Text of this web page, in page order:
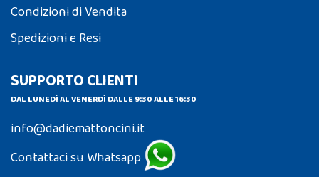
Condizioni di Vendita
Spedizioni e Resi
SUPPORTO CLIENTI
DAL LUNEDÌ AL VENERDÌ DALLE 9:30 ALLE 16:30
info@dadiemattoncini.it
Contattaci su Whatsapp